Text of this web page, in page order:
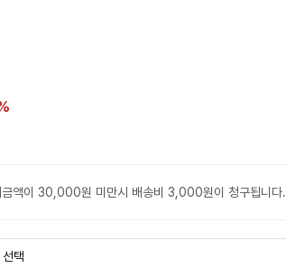
금액이 30,000원 미만시 배송비 3,000원이 청구됩니다.